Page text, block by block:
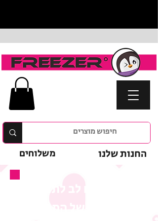
החנות שלנו משלוחים
המבצע של המוצר